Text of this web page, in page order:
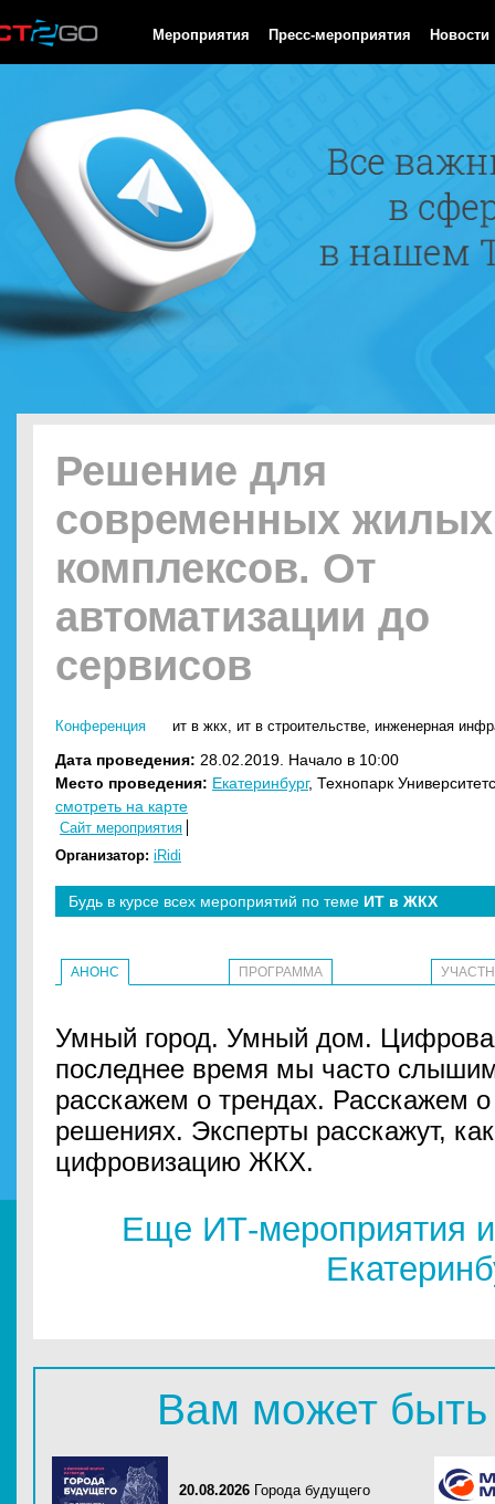
Мероприятия Пресс-мероприятия Новости
Решение для
современных жилых
комплексов. От
автоматизации до
сервисов
Конференция ит в жкх, ит в строительстве, инженерная
Дата проведения: 28.02.2019. Начало в 10:00
Место проведения: Екатеринбург, Технопарк
смотреть на карте
Сайт мероприятия
Организатор: iRidi
Будь в курсе всех мероприятий по теме ИТ в ЖКХ
АНОНС ПРОГРАММА
Умный город. Умный дом.
последнее время мы часто
расскажем о трендах. Расскажем
решениях. Эксперты расскажут,
цифровизацию ЖКХ.
Еще ИТ-мероприятия
Вам может быть
20.08.2026 Города будущего